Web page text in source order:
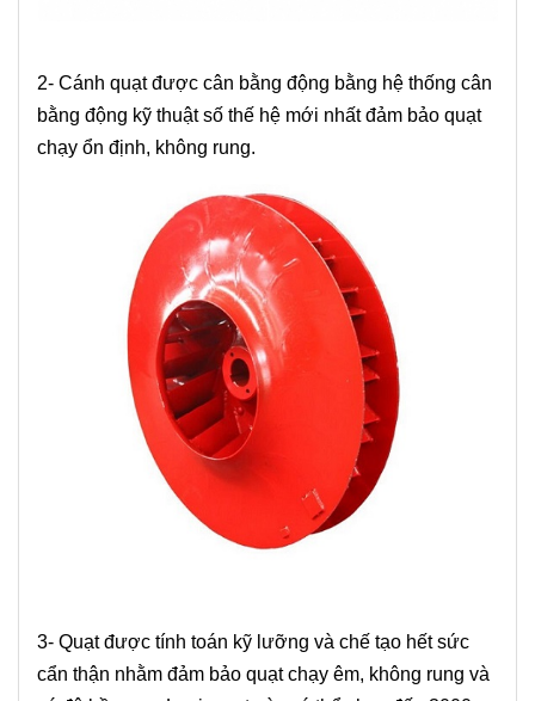
2- Cánh quạt được cân bằng động bằng hệ thống cân
bằng động kỹ thuật số thế hệ mới nhất đảm bảo quạt
chạy ổn định, không rung.
3- Quạt được tính toán kỹ lưỡng và chế tạo hết sức
cẩn thận nhằm đảm bảo quạt chạy êm, không rung và